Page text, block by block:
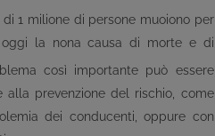
1 milione di persone muoiono per
oggi la nona causa di morte e di
così importante può essere
prevenzione del rischio, come
dei conducenti, oppure con